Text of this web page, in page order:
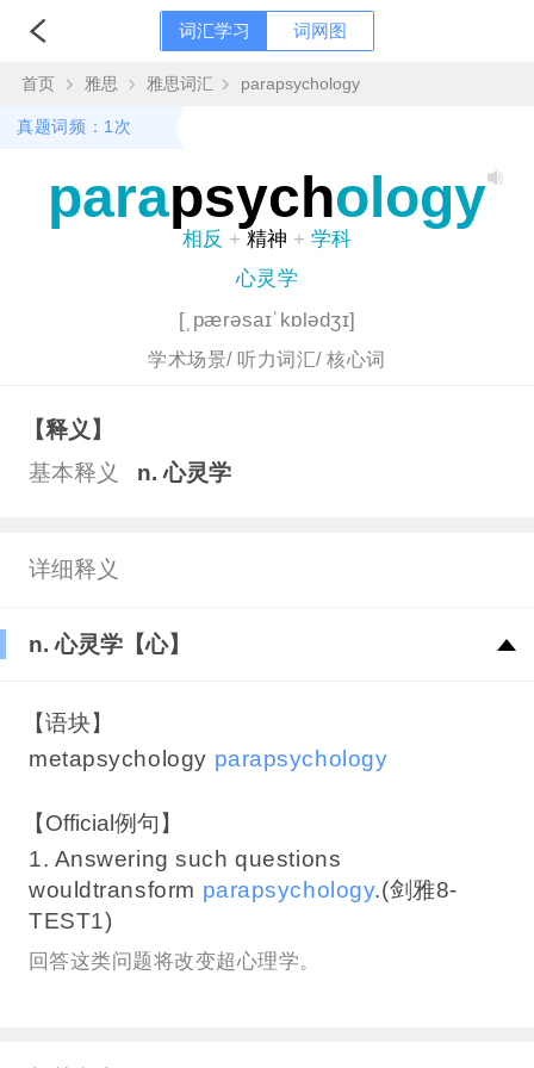
词汇学习 词网图
首页 雅思 雅思词汇 parapsychology
真题词频：1次
parapsychology
相反 + 精神 + 学科
心灵学
[ˌpærəsaɪˈkɒlədʒɪ]
学术场景/ 听力词汇/ 核心词
【释义】
基本释义
n. 心灵学
详细释义
n. 心灵学【心】
【语块】
metapsychology parapsychology
【Official例句】
1. Answering such questions
wouldtransform parapsychology.(剑雅8-
TEST1)
回答这类问题将改变超心理学。